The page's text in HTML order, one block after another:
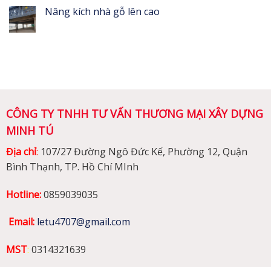
Nâng kích nhà gỗ lên cao
CÔNG TY TNHH TƯ VẤN THƯƠNG MẠI XÂY DỰNG
MINH TÚ
Địa chỉ: 107/27 Đường Ngô Đức Kế, Phường 12, Quận
Bình Thạnh, TP. Hồ Chí MInh
Hotline:0859039035
Email: letu4707@gmail.com
MST: 0314321639